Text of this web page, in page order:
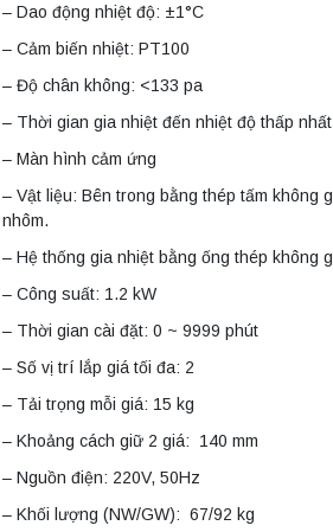
– Dao động nhiệt độ: ±1°C
– Cảm biến nhiệt: PT100
– Độ chân không: <133 pa
– Thời gian gia nhiệt đến nhiệt độ thấp
– Màn hình cảm ứng
– Vật liệu: Bên trong bằng thép tấm không
nhôm.
– Hệ thống gia nhiệt bằng ống thép không
– Công suất: 1.2 kW
– Thời gian cài đặt: 0 ~ 9999 phút
– Số vị trí lắp giá tối đa: 2
– Tải trọng mỗi giá: 15 kg
– Khoảng cách giữ 2 giá: 140 mm
– Nguồn điện: 220V, 50Hz
– Khối lượng (NW/GW): 67/92 kg